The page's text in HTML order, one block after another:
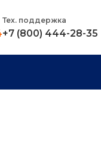
Тех. поддержка
+7 (800) 444-28-35